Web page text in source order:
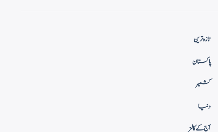
تازہ ترین
پاکستان
کشمیر
دنیا
آج کے کالمز